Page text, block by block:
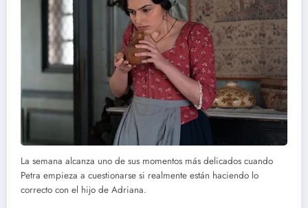
La semana alcanza uno de sus momentos más delicados cuando
Petra empieza a cuestionarse si realmente están haciendo lo
correcto con el hijo de Adriana.